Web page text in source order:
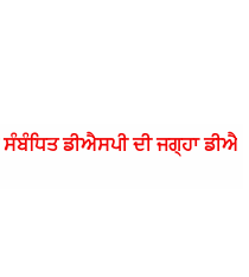
ਸੰਬੰਧਿਤ ਡੀਐਸਪੀ ਦੀ ਜਗ੍ਹਾ